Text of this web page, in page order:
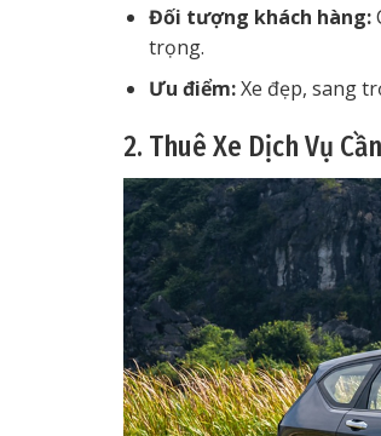
Đối tượng khách hàng:
trọng.
Ưu điểm:Xe đẹp, sang
2. Thuê Xe Dịch Vụ